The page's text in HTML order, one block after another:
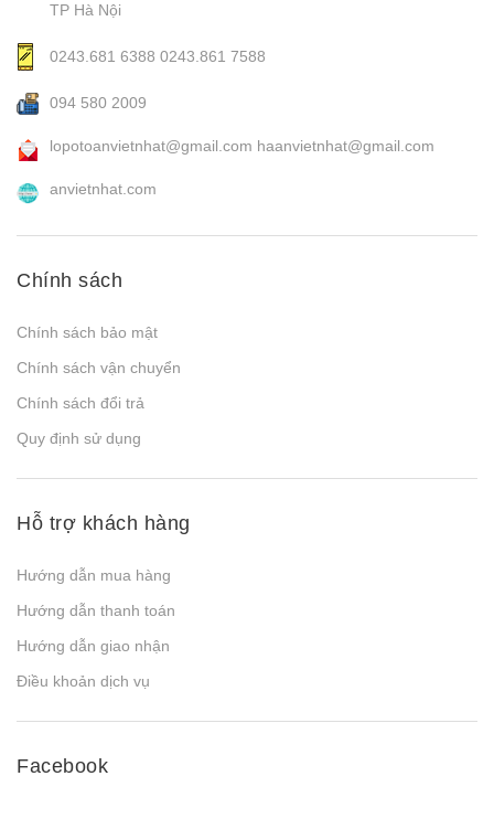
TP Hà Nội
0243.681 6388 0243.861 7588
094 580 2009
lopotoanvietnhat@gmail.com haanvietnhat@gmail.com
anvietnhat.com
Chính sách
Chính sách bảo mật
Chính sách vận chuyển
Chính sách đổi trả
Quy định sử dụng
Hỗ trợ khách hàng
Hướng dẫn mua hàng
Hướng dẫn thanh toán
Hướng dẫn giao nhận
Điều khoản dịch vụ
Facebook